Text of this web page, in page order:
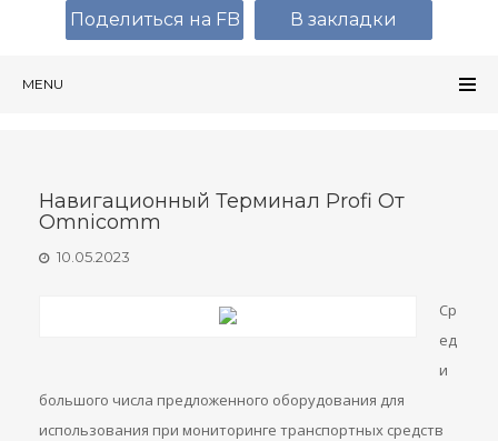
MENU
Навигационный Терминал Profi От
Omnicomm
10.05.2023
Ср
ед
и
большого числа предложенного оборудования для
использования при мониторинге транспортных средств
Поделиться на FB В закладки